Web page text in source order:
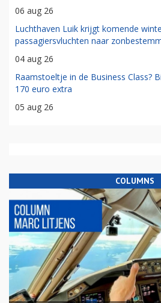
06 aug 26
Luchthaven Luik krijgt komende
passagiersvluchten naar
04 aug 26
Raamstoeltje in de Business Class?
170 euro extra
05 aug 26
COLUMNS